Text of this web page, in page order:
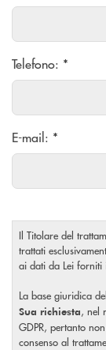
Telefono: *
E-mail: *
Il Titolare del
trattati
ai dati da Lei forniti
La base giuridica
Sua richiesta, nel
GDPR, pertanto
consenso al